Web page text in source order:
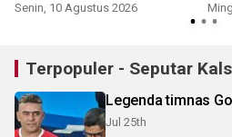
Senin, 10 Agustus 2026
Terpopuler - Seputar
Legenda timnas
Jul 25th